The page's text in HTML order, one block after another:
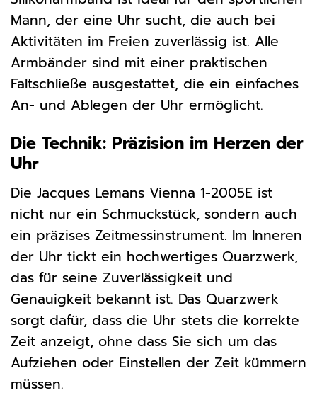
Mann, der eine Uhr sucht, die auch bei
Aktivitäten im Freien zuverlässig ist. Alle
Armbänder sind mit einer praktischen
Faltschließe ausgestattet, die ein einfaches
An- und Ablegen der Uhr ermöglicht.
Die Technik: Präzision im Herzen der
Uhr
Die Jacques Lemans Vienna 1-2005E ist
nicht nur ein Schmuckstück, sondern auch
ein präzises Zeitmessinstrument. Im Inneren
der Uhr tickt ein hochwertiges Quarzwerk,
das für seine Zuverlässigkeit und
Genauigkeit bekannt ist. Das Quarzwerk
sorgt dafür, dass die Uhr stets die korrekte
Zeit anzeigt, ohne dass Sie sich um das
Aufziehen oder Einstellen der Zeit kümmern
müssen.